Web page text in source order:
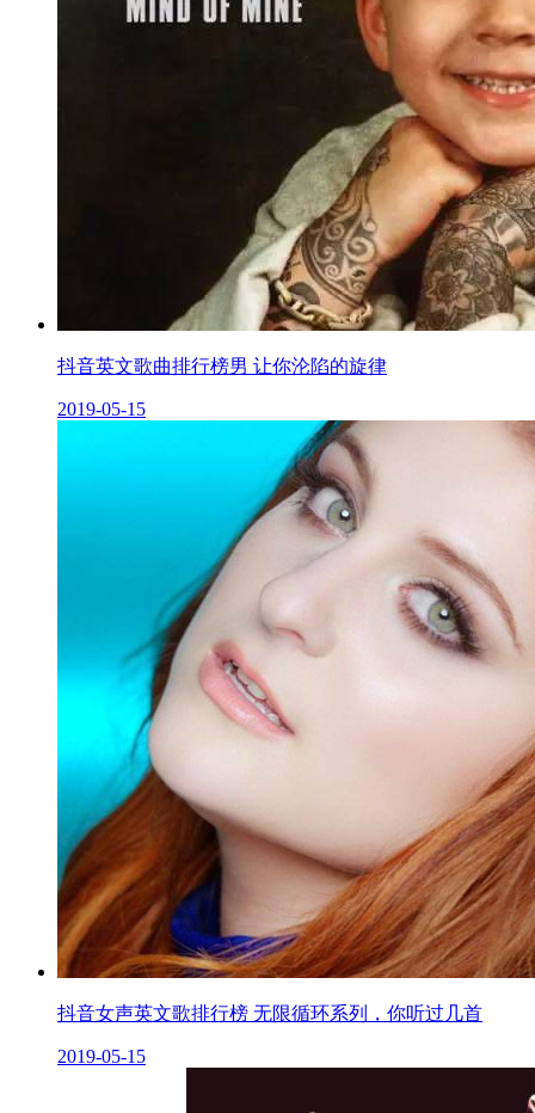
抖音英文歌曲排行榜男 让你沦陷的旋律
2019-05-15
抖音女声英文歌排行榜 无限循环系列，你听过几首
2019-05-15